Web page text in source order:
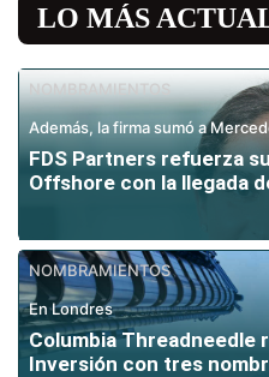
LO MÁS
NOMBRAMIENTOS
Además, la firma sumó a
FDS Partners refuerza
Offshore con la llegada
NOMBRAMIENTOS
En Londres
Columbia Threadneedle
Inversión con tres